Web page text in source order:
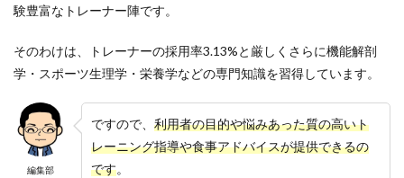
験豊富なトレーナー陣です。
そのわけは、トレーナーの採用率3.13%と厳しくさらに機能解剖
学・スポーツ生理学・栄養学などの専門知識を習得しています。
編集部
ですので、 利用者の目的や悩みあった質の高いト
レーニング指導や食事アドバイスが提供できるの
です。